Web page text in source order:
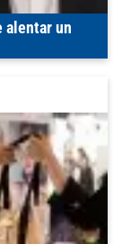
alentar un